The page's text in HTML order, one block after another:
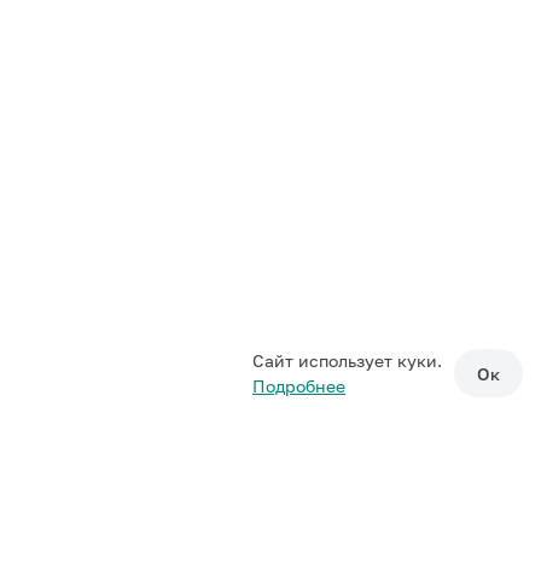
Сайт использует куки.
Подробнее
Ок